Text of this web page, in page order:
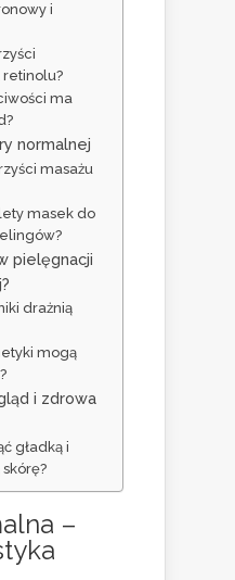
i
retinolu?
ma
normalnej
masażu
masek do
pielęgnacji
drażnią
mogą
i zdrowa
gładką i
–